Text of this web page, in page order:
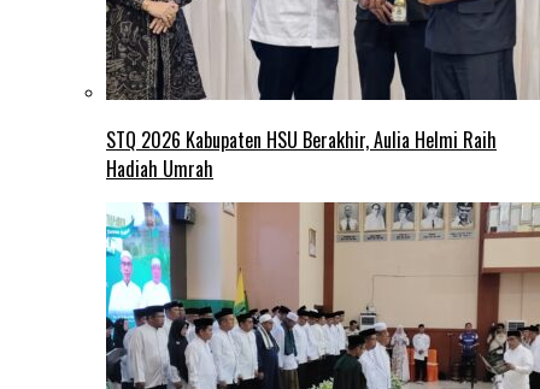
STQ 2026 Kabupaten HSU Berakhir, Aulia Helmi Raih
Hadiah Umrah